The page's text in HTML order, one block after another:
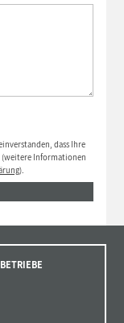
dass Ihre
(weitere Informationen
).